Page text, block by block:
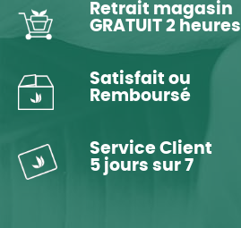
Retrait magasin
GRATUIT 2 heures
Satisfait ou
Remboursé
Service Client
5 jours sur 7